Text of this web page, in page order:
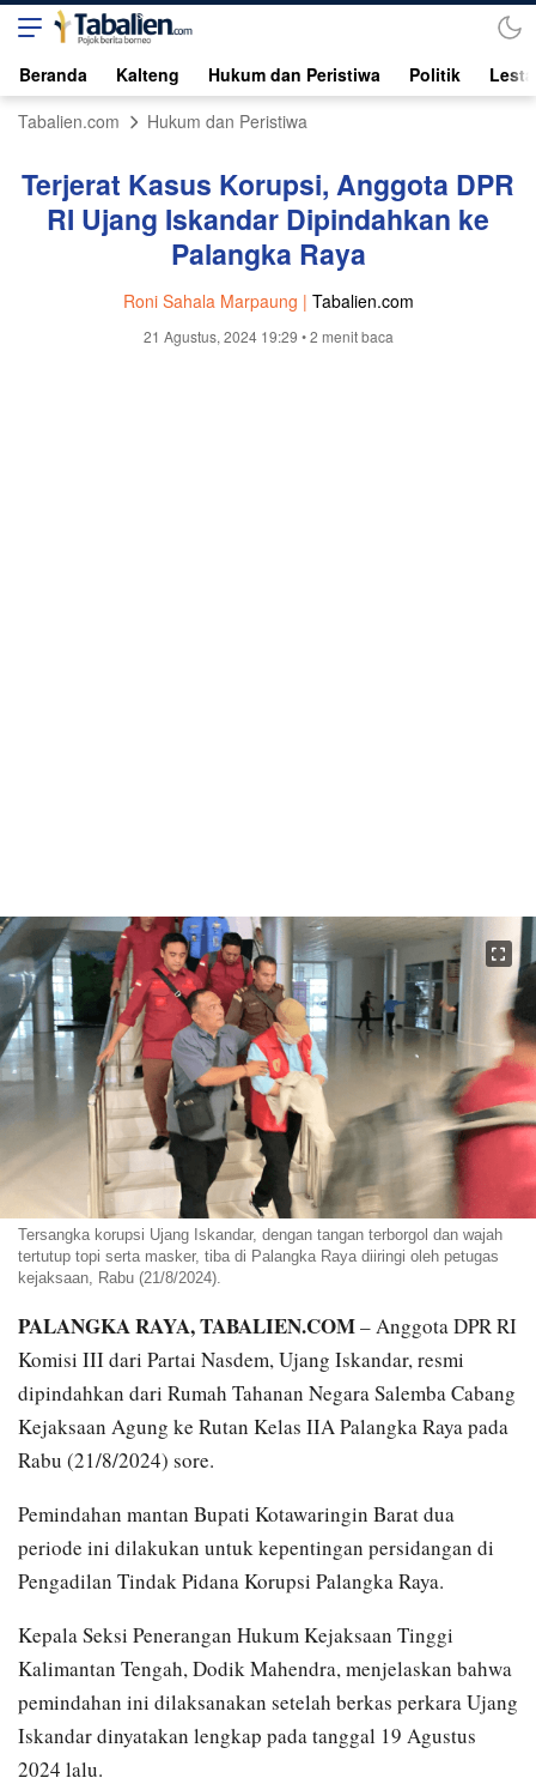
Beranda Kalteng Hukum dan Peristiwa Politik
Tabalien.com
Hukum dan Peristiwa
Terjerat Kasus Korupsi, Anggota DPR
RI Ujang Iskandar Dipindahkan ke
Palangka Raya
Roni Sahala Marpaung | Tabalien.com
21 Agustus, 2024 19:29 • 2 menit baca
Tersangka korupsi Ujang Iskandar, dengan tangan terborgol dan wajah
tertutup topi serta masker, tiba di Palangka Raya diiringi oleh petugas
kejaksaan, Rabu (21/8/2024).
PALANGKA RAYA, TABALIEN.COM– Anggota DPR RI
Komisi III dari Partai Nasdem, Ujang Iskandar, resmi
dipindahkan dari Rumah Tahanan Negara Salemba Cabang
Kejaksaan Agung ke Rutan Kelas IIA Palangka Raya pada
Rabu (21/8/2024) sore.
Pemindahan mantan Bupati Kotawaringin Barat dua
periode ini dilakukan untuk kepentingan persidangan di
Pengadilan Tindak Pidana Korupsi Palangka Raya.
Kepala Seksi Penerangan Hukum Kejaksaan Tinggi
Kalimantan Tengah, Dodik Mahendra, menjelaskan bahwa
pemindahan ini dilaksanakan setelah berkas perkara Ujang
Iskandar dinyatakan lengkap pada tanggal 19 Agustus
2024 lalu.